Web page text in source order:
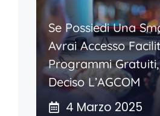
Se Possiedi Una
Avrai Accesso
Programmi
Deciso L’AGCOM
4 Marzo 2025